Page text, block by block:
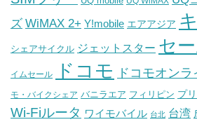
ズ WiMAX 2+ Y!mobile エアアジア
シェアサイクル ジェットスター セ
イムセール ドコモ ドコモオン
モ・バイクシェア バニラエア フィリピン プ
Wi-Fiルータ ワイモバイル 台北 台湾